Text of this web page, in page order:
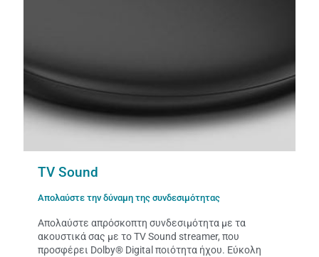
TV Sound
Απολαύστε την δύναμη της συνδεσιμότητας
Απολαύστε απρόσκοπτη συνδεσιμότητα με τα
ακουστικά σας με το TV Sound streamer, που
προσφέρει Dolby® Digital ποιότητα ήχου. Εύκολη